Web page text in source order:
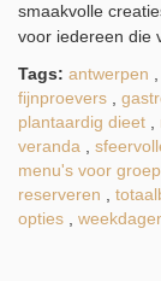
smaakvolle
voor iedereen die
Tags: antwerpen
fijnproevers
plantaardig dieet
veranda
menu's voor
reserveren
opties